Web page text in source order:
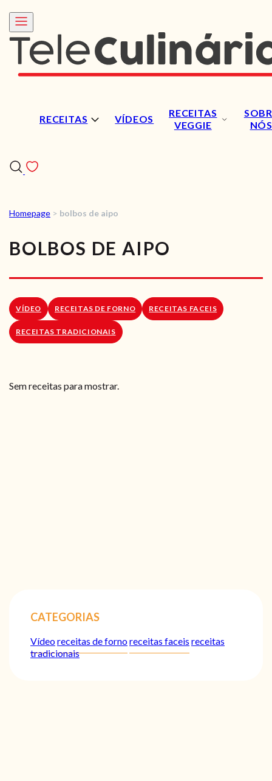
RECEITAS VÍDEOS
RECEITAS
VEGGIE
NÓS
VÍDEOS
RECEITAS VEGGIE
SOBRE NÓS
LOJA ONLINE
Homepage > bolbos de aipo
BOLBOS DE AIPO
VÍDEO RECEITAS DE FORNO RECEITAS FACEIS
RECEITAS TRADICIONAIS
Sem receitas para mostrar.
CATEGORIAS
Vídeoreceitas de fornoreceitas faceis receitas
tradicionais